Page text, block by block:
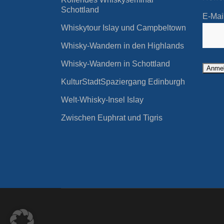
Whiskytour Highlands und
Schottland
Whisky-Wanderreise Highlands
Way
Whisky-Wandern Islands und
Whisky-Wanderreise Speyside
Way
Whisky-Wandern Islands und
Schottland
Whiskytour Islay und Campbeltown
Whisky-Wandern in den Highlands
Whisky-Wandern in Schottland
KulturStadtSpaziergang Edinburgh
Welt-Whisky-Insel Islay
Zwischen Euphrat und Tigris
E-Mail